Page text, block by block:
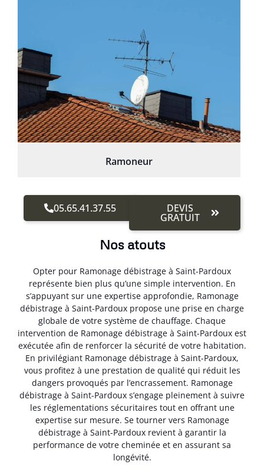
Ramoneur
05.65.41.37.55 DEVIS
GRATUIT
Nos atouts
Opter pour Ramonage débistrage à Saint-Pardoux
représente bien plus qu’une simple intervention. En
s’appuyant sur une expertise approfondie, Ramonage
débistrage à Saint-Pardoux propose une prise en charge
globale de votre système de chauffage. Chaque
intervention de Ramonage débistrage à Saint-Pardoux est
exécutée afin de renforcer la sécurité de votre habitation.
En privilégiant Ramonage débistrage à Saint-Pardoux,
vous profitez à une prestation de qualité qui réduit les
dangers provoqués par l’encrassement. Ramonage
débistrage à Saint-Pardoux s’engage pleinement à suivre
les réglementations sécuritaires tout en offrant une
expertise sur mesure. Se tourner vers Ramonage
débistrage à Saint-Pardoux revient à garantir la
performance de votre cheminée et en assurant sa
longévité.